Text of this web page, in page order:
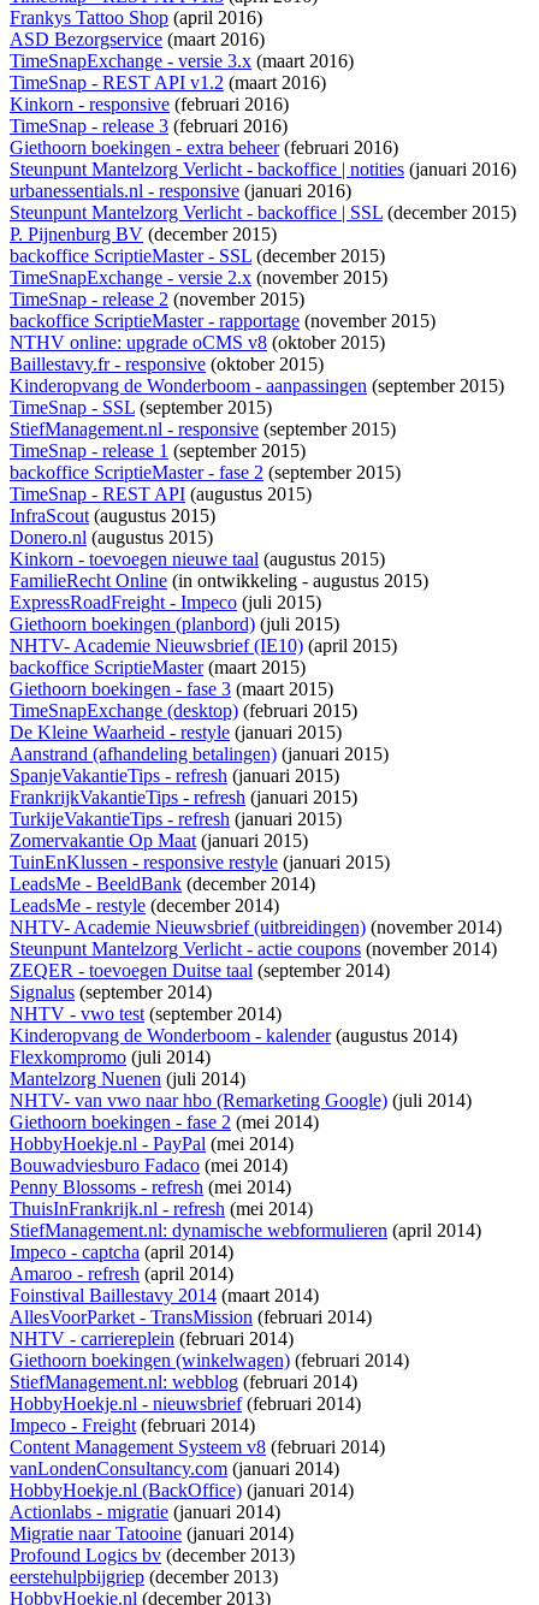
Frankys Tattoo Shop (april 2016)
ASD Bezorgservice (maart 2016)
TimeSnapExchange - versie 3.x (maart 2016)
TimeSnap - REST API v1.2 (maart 2016)
Kinkorn - responsive (februari 2016)
TimeSnap - release 3 (februari 2016)
Giethoorn boekingen - extra beheer(februari 2016)
Steunpunt Mantelzorg Verlicht - backoffice | notities (januari 2016)
urbanessentials.nl - responsive (januari 2016)
Steunpunt Mantelzorg Verlicht - backoffice | SSL (december 2015)
P. Pijnenburg BV (december 2015)
backoffice ScriptieMaster - SSL (december 2015)
TimeSnapExchange - versie 2.x (november 2015)
TimeSnap - release 2 (november 2015)
backoffice ScriptieMaster - rapportage (november 2015)
NTHV online: upgrade oCMS v8 (oktober 2015)
Baillestavy.fr - responsive (oktober 2015)
Kinderopvang de Wonderboom - aanpassingen (september 2015)
TimeSnap - SSL (september 2015)
StiefManagement.nl - responsive (september 2015)
TimeSnap - release 1 (september 2015)
backoffice ScriptieMaster - fase 2 (september 2015)
TimeSnap - REST API (augustus 2015)
InfraScout(augustus 2015)
Donero.nl (augustus 2015)
Kinkorn - toevoegen nieuwe taal (augustus 2015)
FamilieRecht Online (in ontwikkeling - augustus 2015)
ExpressRoadFreight - Impeco (juli 2015)
Giethoorn boekingen (planbord) (juli 2015)
NHTV- Academie Nieuwsbrief (IE10) (april 2015)
backoffice ScriptieMaster(maart 2015)
Giethoorn boekingen - fase 3 (maart 2015)
TimeSnapExchange (desktop) (februari 2015)
De Kleine Waarheid - restyle (januari 2015)
Aanstrand (afhandeling betalingen) (januari 2015)
SpanjeVakantieTips - refresh (januari 2015)
FrankrijkVakantieTips - refresh (januari 2015)
TurkijeVakantieTips - refresh (januari 2015)
Zomervakantie Op Maat(januari 2015)
TuinEnKlussen - responsive restyle (januari 2015)
LeadsMe - BeeldBank (december 2014)
LeadsMe - restyle (december 2014)
NHTV- Academie Nieuwsbrief (uitbreidingen) (november 2014)
Steunpunt Mantelzorg Verlicht - actie coupons (november 2014)
ZEQER - toevoegen Duitse taal (september 2014)
Signalus (september 2014)
NHTV - vwo test(september 2014)
Kinderopvang de Wonderboom - kalender(augustus 2014)
Flexkompromo (juli 2014)
Mantelzorg Nuenen (juli 2014)
NHTV- van vwo naar hbo (Remarketing Google) (juli 2014)
Giethoorn boekingen - fase 2 (mei 2014)
HobbyHoekje.nl - PayPal (mei 2014)
Bouwadviesburo Fadaco (mei 2014)
Penny Blossoms - refresh (mei 2014)
ThuisInFrankrijk.nl - refresh (mei 2014)
StiefManagement.nl: dynamische webformulieren (april 2014)
Impeco - captcha (april 2014)
Amaroo - refresh (april 2014)
Foinstival Baillestavy 2014 (maart 2014)
AllesVoorParket - TransMission (februari 2014)
NHTV - carriereplein (februari 2014)
Giethoorn boekingen (winkelwagen) (februari 2014)
StiefManagement.nl: webblog (februari 2014)
HobbyHoekje.nl - nieuwsbrief(februari 2014)
Impeco - Freight(februari 2014)
Content Management Systeem v8 (februari 2014)
vanLondenConsultancy.com (januari 2014)
HobbyHoekje.nl (BackOffice) (januari 2014)
Actionlabs - migratie (januari 2014)
Migratie naar Tatooine (januari 2014)
Profound Logics bv (december 2013)
eerstehulpbijgriep (december 2013)
HobbyHoekje.nl (december 2013)